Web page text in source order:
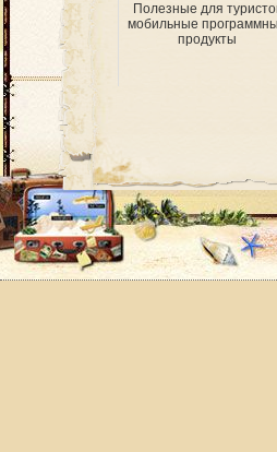
Полезные для
мобильные
продукты